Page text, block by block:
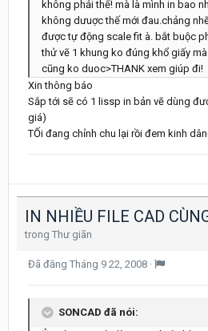
không phải thế! mà là mình in bao
không dưuợc thế mới đau.chảng
được tự động scale fit à. bắt buộc
thử vẽ 1 khung ko đúng khổ giấy
cũng ko duoc>THANK xem giúp đi!
Xin thông báo
Sắp tới sẽ có 1 lissp in bản vẽ dùng
giá)
TỐi đang chỉnh chu lại rồi đem kinh
IN NHIỀU FILE CAD
trong Thư giãn
Đã đăng Tháng 9 22, 2008 ·
SONCAD đã nói: